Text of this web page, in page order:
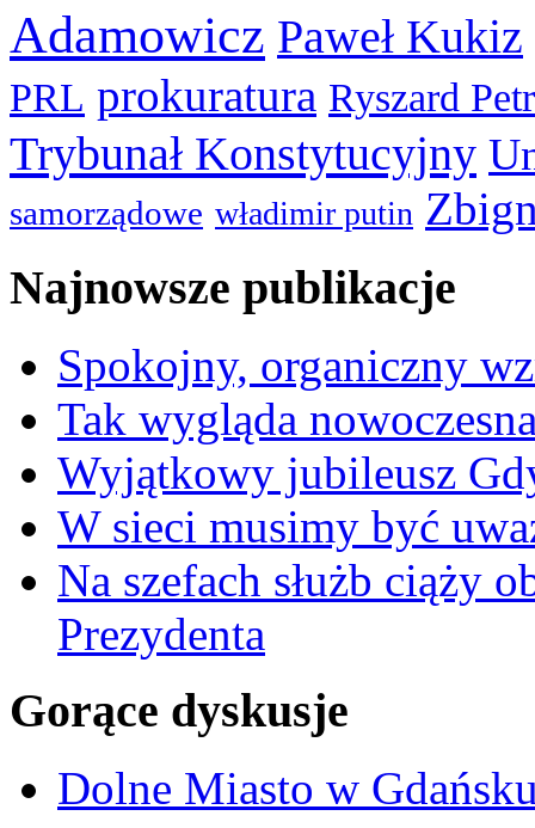
Adamowicz Paweł Kukiz
PRL prokuratura Ryszard
Trybunał Konstytucyjny
samorządowe władimir putin
Najnowsze publikacje
Spokojny, organiczny
Tak wygląda
Wyjątkowy jubileusz
W sieci musimy być
Na szefach służb ciąży
Prezydenta
Gorące dyskusje
Dolne Miasto w